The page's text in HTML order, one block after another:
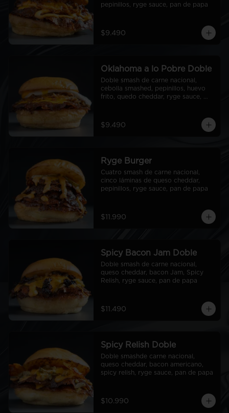
pepinillos, ryge sauce, pan de papa
$9.490
Oklahoma a lo Pobre Doble
Doble smash de carne nacional,
cebolla smashed, pepinillos, huevo
frito, quedo cheddar, ryge sauce,
$9.490
Ryge Burger
Cuatro smash de carne nacional,
cinco láminas de queso cheddar,
pepinillos, ryge sauce, pan de papa
$11.990
Spicy Bacon Jam Doble
Doble smash de carne nacional,
queso cheddar, bacon Jam, Spicy
Relish, ryge sauce, pan de papa
$11.490
Spicy Relish Doble
Doble smashde carne nacional,
queso cheddar, bacon americano,
spicy relish, ryge sauce, pan de papa
$10.990